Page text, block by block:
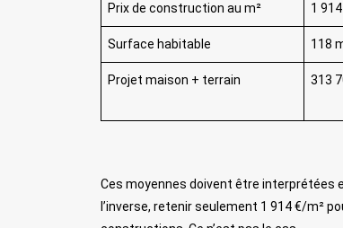
Prix de construction au m² 1
Surface habitable 118
Projet maison + terrain 313
Ces moyennes doivent être interprétées
l’inverse, retenir seulement 1 914 €/m²